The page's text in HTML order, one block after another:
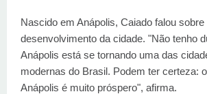
Nascido em Anápolis, Caiado falou
desenvolvimento da cidade. "Não tenho
Anápolis está se tornando uma das
modernas do Brasil. Podem ter certeza:
Anápolis é muito próspero", afirma.